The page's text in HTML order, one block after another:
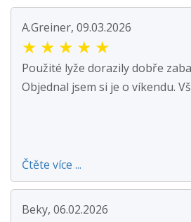
A.Greiner, 09.03.2026
★ ★ ★ ★ ★
Použité lyže dorazily dobře
Objednal jsem si je o víkendu.
Čtěte více ...
Beky, 06.02.2026